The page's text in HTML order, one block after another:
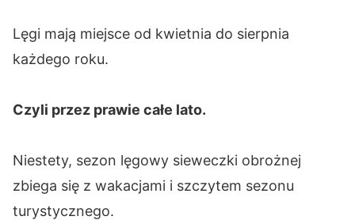
Lęgi mają miejsce od kwietnia do sierpnia
każdego roku.
Czyli przez prawie całe lato.
Niestety, sezon lęgowy sieweczki obrożnej
zbiega się z wakacjami i szczytem sezonu
turystycznego.